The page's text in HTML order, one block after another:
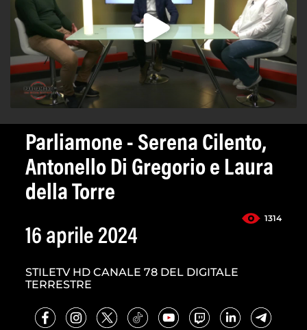
Parliamone - Serena Cilento,
Antonello Di Gregorio e Laura
della Torre
1314
16 aprile 2024
STILETV HD CANALE 78 DEL DIGITALE
TERRESTRE